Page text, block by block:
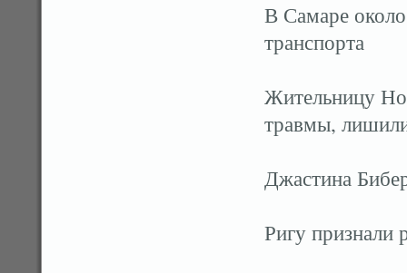
В Самаре
транспорта
Жительницу
травмы,
Джастина
Ригу признали